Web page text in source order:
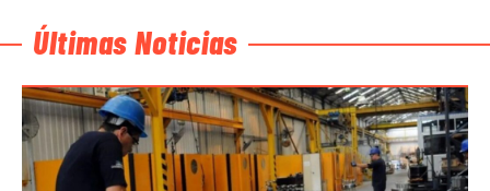
Últimas Noticias